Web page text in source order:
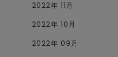
2022年 11月
2022年 10月
2022年 09月